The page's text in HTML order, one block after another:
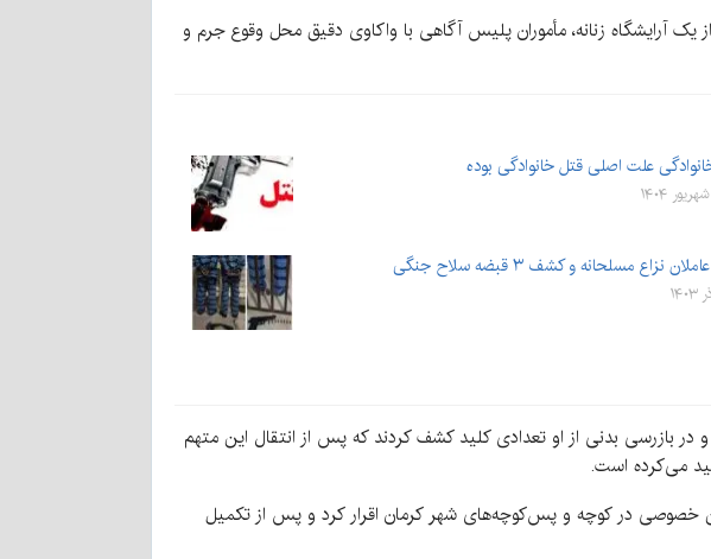
آرایشگاه زنانه، مأموران پلیس آگاهی با واکاوی دقیق محل وقوع جرم و
علت اصلی قتل خانوادگی بوده
نزاع مسلحانه و کشف ۳ قبضه سلاح جنگی
در بازرسی بدنی از او تعدادی کلید کشف کردند که پس از انتقال این متهم
می‌کرده است.
متهم در روند بازجویی‌های بعدی به ۷ مورد سرقت از اماکن خصوصی در کوچه و پس‌کوچه‌های شهر کرمان اقرار کرد و پس از تکمیل